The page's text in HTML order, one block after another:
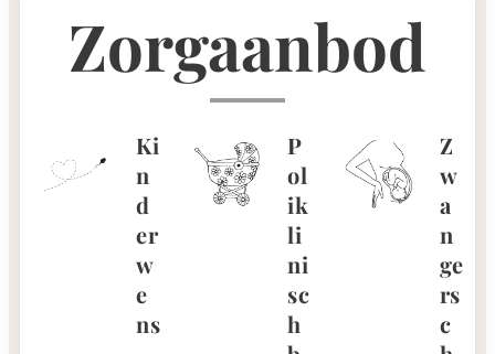
Zorgaanbod
Ki
n
d
er
w
e
ns
P
ol
ik
li
ni
sc
h
Z
w
a
n
ge
rs
c